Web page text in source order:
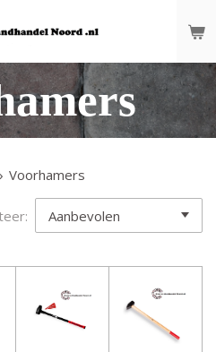
Voorhamers